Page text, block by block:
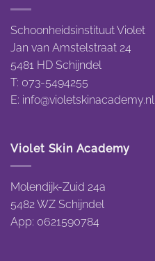
Schoonheidsinstituut Violet
Jan van Amstelstraat 24
5481 HD Schijndel
T: 073-5494255
E: info@violetskinacademy.nl
Violet Skin Academy
Molendijk-Zuid 24a
5482 WZ Schijndel
App: 0621590784